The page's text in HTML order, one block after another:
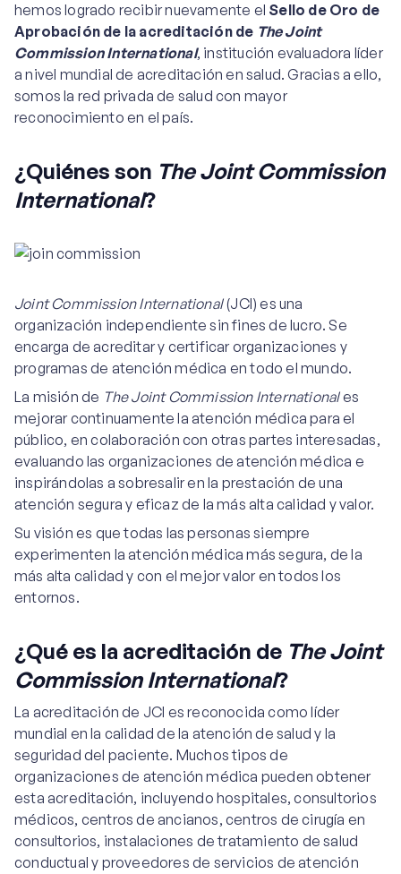
hemos logrado recibir nuevamente el Sello de Oro de
Aprobación de la acreditación de The Joint
Commission International, institución evaluadora líder
a nivel mundial de acreditación en salud. Gracias a ello,
somos la red privada de salud con mayor
reconocimiento en el país.
¿Quiénes son The Joint Commission
International?
Joint Commission International(JCI) es una
organización independiente sin fines de lucro. Se
encarga de acreditar y certificar organizaciones y
programas de atención médica en todo el mundo.
La misión de The Joint Commission Internationales
mejorar continuamente la atención médica para el
público, en colaboración con otras partes interesadas,
evaluando las organizaciones de atención médica e
inspirándolas a sobresalir en la prestación de una
atención segura y eficaz de la más alta calidad y valor.
Su visión es que todas las personas siempre
experimenten la atención médica más segura, de la
más alta calidad y con el mejor valor en todos los
entornos.
¿Qué es la acreditación de The Joint
Commission International?
La acreditación de JCI es reconocida como líder
mundial en la calidad de la atención de salud y la
seguridad del paciente. Muchos tipos de
organizaciones de atención médica pueden obtener
esta acreditación, incluyendo hospitales, consultorios
médicos, centros de ancianos, centros de cirugía en
consultorios, instalaciones de tratamiento de salud
conductual y proveedores de servicios de atención